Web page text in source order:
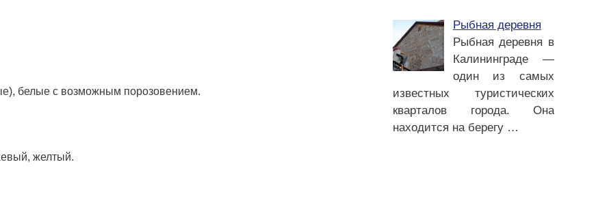
белые с возможным порозовением.
желтый.
Рыбная деревня
Рыбная деревня в
Калининграде —
один из самых
известных туристических
кварталов города. Она
находится на берегу …